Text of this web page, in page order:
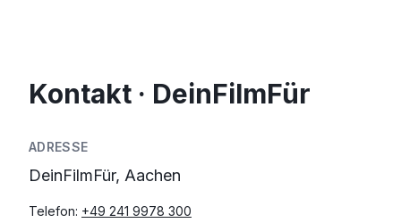
Kontakt · DeinFilmFür
ADRESSE
DeinFilmFür, Aachen
Telefon: +49 241 9978 300